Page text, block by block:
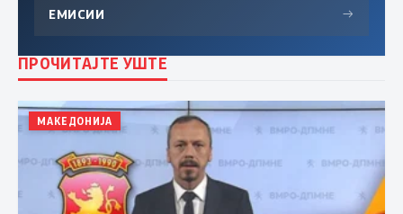
ЕМИСИИ →
ПРОЧИТАЈТЕ УШТЕ
МАКЕДОНИЈА